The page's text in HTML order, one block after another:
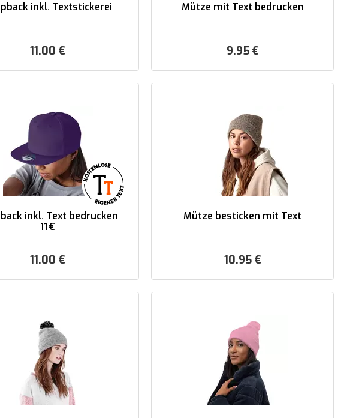
inkl. Textstickerei
11.00 €
Mütze mit Text bedrucken
9.95 €
inkl. Text bedrucken
11 €
11.00 €
Mütze besticken mit Text
10.95 €